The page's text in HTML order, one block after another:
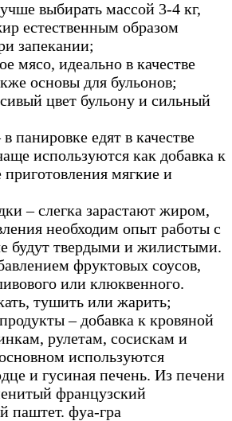
выбирать массой 3-4 кг,
естественным образом
запекании;
мясо, идеально в качестве
основы для бульонов;
цвет бульону и сильный
панировке едят в качестве
используются как добавка к
мягкие и
– слегка зарастают жиром,
необходим опыт работы с
будут твердыми и жилистыми.
фруктовых соусов,
или клюквенного.
тушить или жарить;
– добавка к кровяной
рулетам, сосискам и
используются
и гусиная печень. Из печени
французский
паштет. фуа-гра